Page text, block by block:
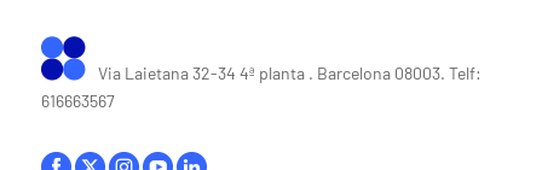
Via Laietana 32-34 4ª planta . Barcelona 08003. Telf:
616663567